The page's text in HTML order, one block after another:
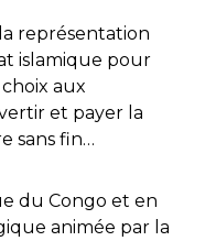
représentation
islamique pour
aux
et payer la
sans fin…
du Congo et en
animée par la